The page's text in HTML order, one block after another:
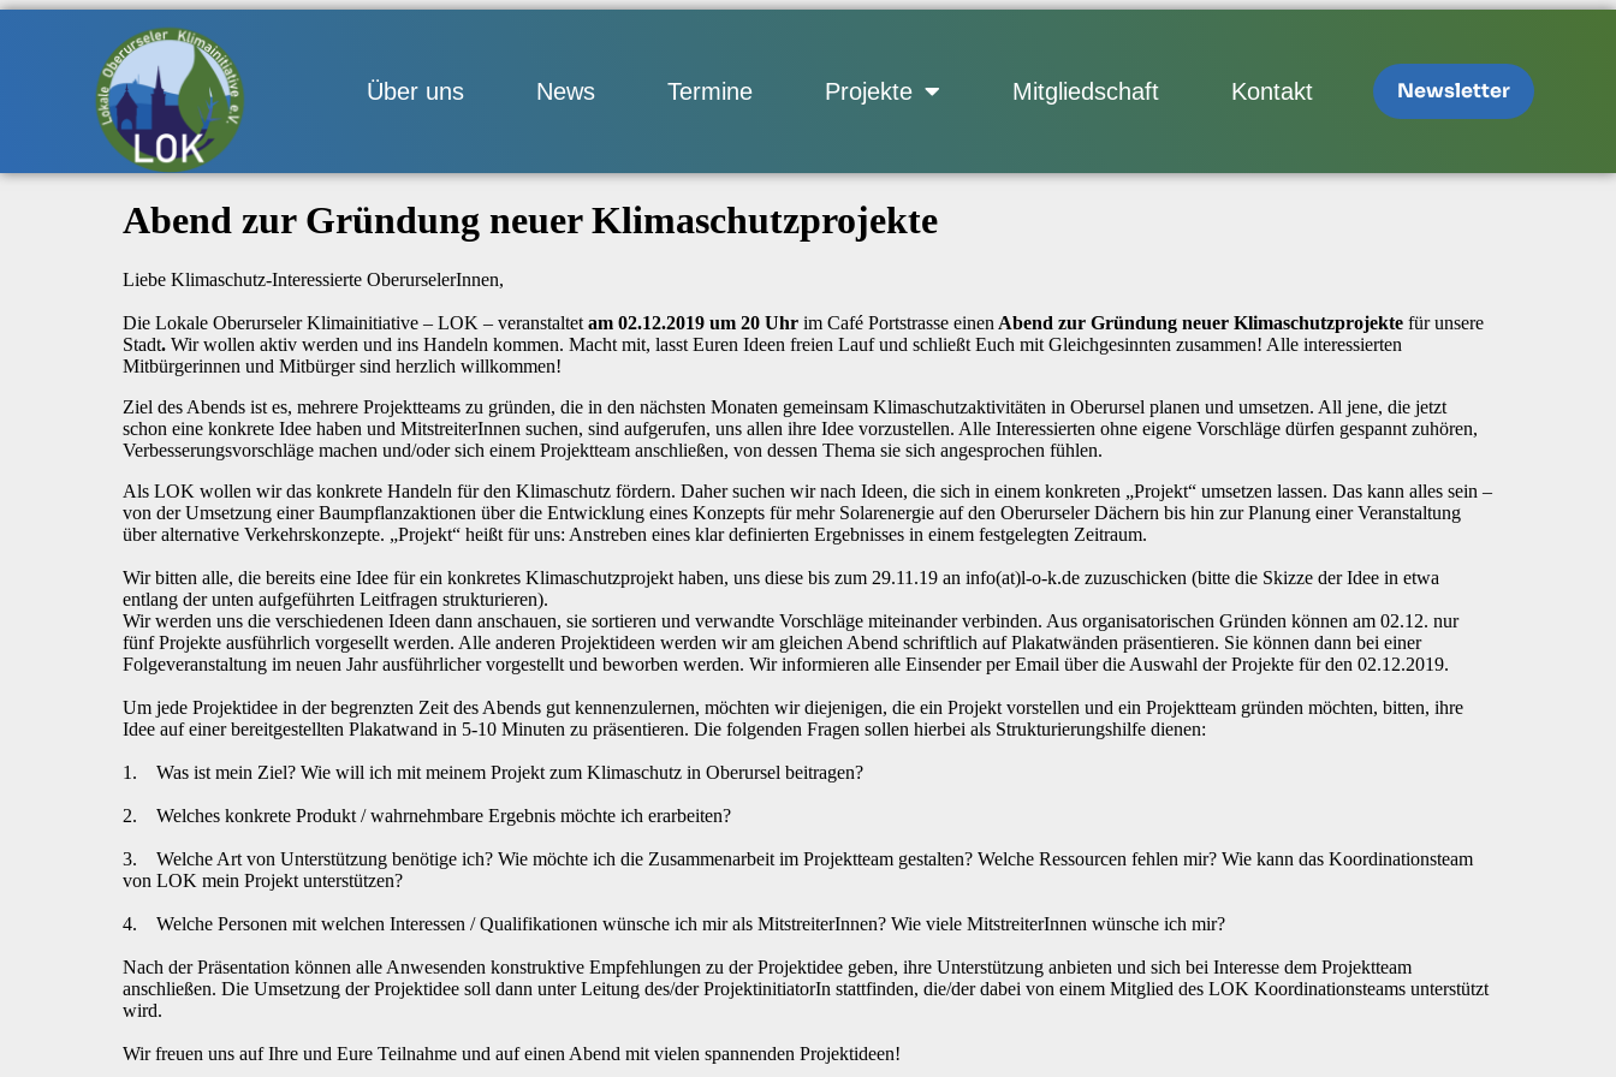
Über uns News Termine Projekte Mitgliedschaft Kontakt Newsletter
Abend zur Gründung neuer Klimaschutzprojekte
Liebe Klimaschutz-Interessierte OberurselerInnen,
Die Lokale Oberurseler Klimainitiative – LOK – veranstaltet am 02.12.2019 um 20 Uhr im Café Portstrasse einen Abend zur Gründung neuer Klimaschutzprojekte für unsere
Stadt. Wir wollen aktiv werden und ins Handeln kommen. Macht mit, lasst Euren Ideen freien Lauf und schließt Euch mit Gleichgesinnten zusammen! Alle interessierten
Mitbürgerinnen und Mitbürger sind herzlich willkommen!
Ziel des Abends ist es, mehrere Projektteams zu gründen, die in den nächsten Monaten gemeinsam Klimaschutzaktivitäten in Oberursel planen und umsetzen. All jene, die jetzt
schon eine konkrete Idee haben und MitstreiterInnen suchen, sind aufgerufen, uns allen ihre Idee vorzustellen. Alle Interessierten ohne eigene Vorschläge dürfen gespannt zuhören,
Verbesserungsvorschläge machen und/oder sich einem Projektteam anschließen, von dessen Thema sie sich angesprochen fühlen.
Als LOK wollen wir das konkrete Handeln für den Klimaschutz fördern. Daher suchen wir nach Ideen, die sich in einem konkreten „Projekt“ umsetzen lassen. Das kann alles sein –
von der Umsetzung einer Baumpflanzaktionen über die Entwicklung eines Konzepts für mehr Solarenergie auf den Oberurseler Dächern bis hin zur Planung einer Veranstaltung
über alternative Verkehrskonzepte. „Projekt“ heißt für uns: Anstreben eines klar definierten Ergebnisses in einem festgelegten Zeitraum.
Wir bitten alle, die bereits eine Idee für ein konkretes Klimaschutzprojekt haben, uns diese bis zum 29.11.19 an info(at)l-o-k.de zuzuschicken (bitte die Skizze der Idee in etwa
entlang der unten aufgeführten Leitfragen strukturieren).
Wir werden uns die verschiedenen Ideen dann anschauen, sie sortieren und verwandte Vorschläge miteinander verbinden. Aus organisatorischen Gründen können am 02.12. nur
fünf Projekte ausführlich vorgesellt werden. Alle anderen Projektideen werden wir am gleichen Abend schriftlich auf Plakatwänden präsentieren. Sie können dann bei einer
Folgeveranstaltung im neuen Jahr ausführlicher vorgestellt und beworben werden. Wir informieren alle Einsender per Email über die Auswahl der Projekte für den 02.12.2019.
Um jede Projektidee in der begrenzten Zeit des Abends gut kennenzulernen, möchten wir diejenigen, die ein Projekt vorstellen und ein Projektteam gründen möchten, bitten, ihre
Idee auf einer bereitgestellten Plakatwand in 5-10 Minuten zu präsentieren. Die folgenden Fragen sollen hierbei als Strukturierungshilfe dienen:
1. Was ist mein Ziel? Wie will ich mit meinem Projekt zum Klimaschutz in Oberursel beitragen?
2. Welches konkrete Produkt / wahrnehmbare Ergebnis möchte ich erarbeiten?
3. Welche Art von Unterstützung benötige ich? Wie möchte ich die Zusammenarbeit im Projektteam gestalten? Welche Ressourcen fehlen mir? Wie kann das Koordinationsteam
von LOK mein Projekt unterstützen?
4. Welche Personen mit welchen Interessen / Qualifikationen wünsche ich mir als MitstreiterInnen? Wie viele MitstreiterInnen wünsche ich mir?
Nach der Präsentation können alle Anwesenden konstruktive Empfehlungen zu der Projektidee geben, ihre Unterstützung anbieten und sich bei Interesse dem Projektteam
anschließen. Die Umsetzung der Projektidee soll dann unter Leitung des/der ProjektinitiatorIn stattfinden, die/der dabei von einem Mitglied des LOK Koordinationsteams unterstützt
wird.
Wir freuen uns auf Ihre und Eure Teilnahme und auf einen Abend mit vielen spannenden Projektideen!